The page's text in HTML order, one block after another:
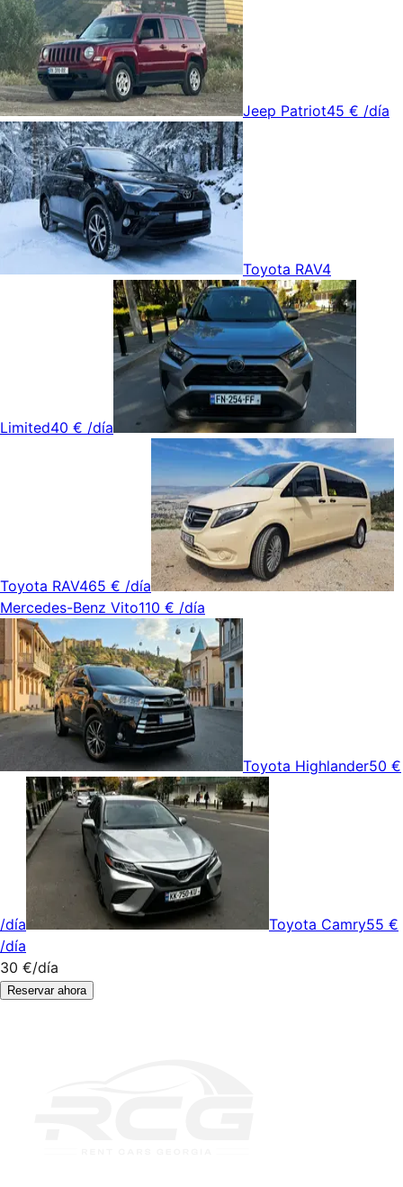
Jeep Patriot45 € /día
Toyota RAV4
Limited40 € /día
Toyota RAV465 € /día
Mercedes-Benz Vito110 € /día
Toyota Highlander50 €
/día Toyota Camry55 €
/día
30 €/día
Reservar ahora